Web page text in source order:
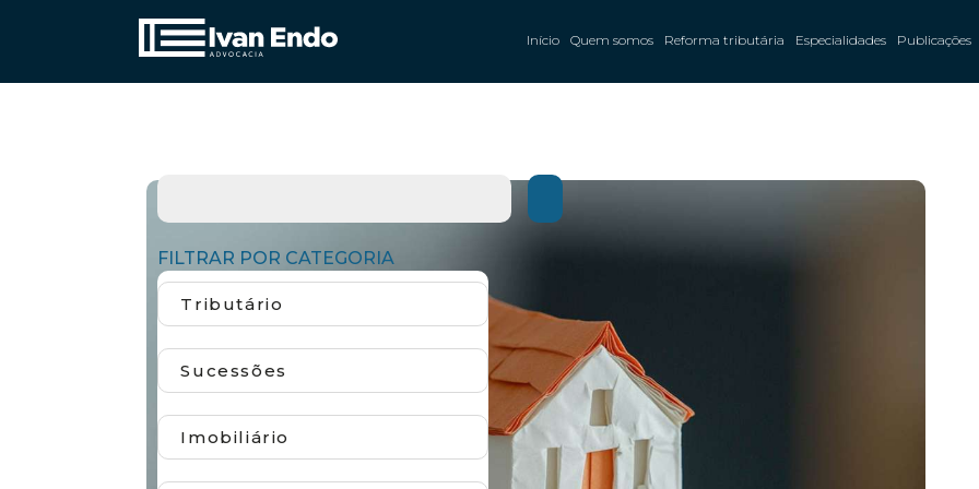
Início Quem somos Reforma tributária Especialidades Publicações
FILTRAR POR CATEGORIA
Tributário
Sucessões
Imobiliário